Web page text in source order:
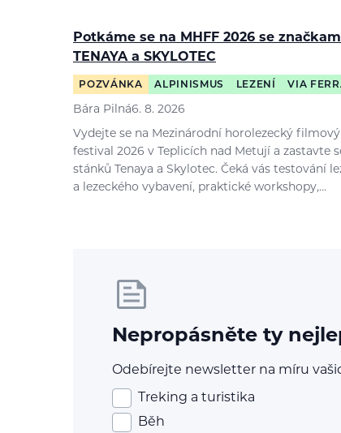
Potkáme se na MHFF 2026 se
TENAYA a SKYLOTEC
POZVÁNKA ALPINISMUS LEZENÍ VIA
Bára Pilná6. 8. 2026
Vydejte se na Mezinárodní horolezecký filmový
festival 2026 v Teplicích nad Metují a zastavte
stánků Tenaya a Skylotec. Čeká vás testování
a lezeckého vybavení, praktické workshopy,…
Nepropásněte ty
Odebírejte newsletter na míru
Treking a turistika
Běh